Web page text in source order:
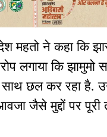
महतो ने कहा कि
लगाया कि झामुमो
छल कर रहा है.
जैसे मुद्दों पर पूरी